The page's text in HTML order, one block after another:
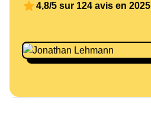
4,8/5 sur 124 avis en 2025